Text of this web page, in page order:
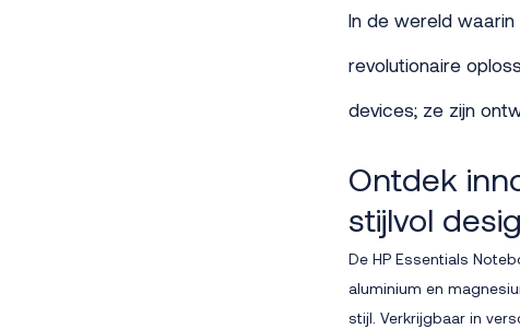
In de wereld
revolutionaire
devices; ze zijn
Ontdek
stijlvol
De HP Essentials
aluminium en
stijl. Verkrijgbaar in